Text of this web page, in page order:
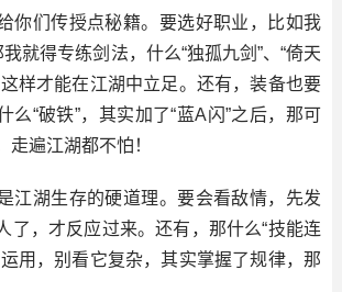
你们传授点秘籍。要选好职业，比如我
我就得专练剑法，什么“独孤九剑”、“倚天
样才能在江湖中立足。还有，装备也要
么“破铁”，其实加了“蓝A闪”之后，那可
走遍江湖都不怕！
江湖生存的硬道理。要会看敌情，先发
了，才反应过来。还有，那什么“技能连
用，别看它复杂，其实掌握了规律，那